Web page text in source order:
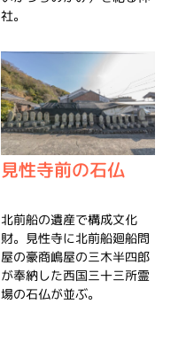
社。
見性寺前の石仏
北前船の遺産で構成文化
財。見性寺に北前船廻船問
屋の豪商嶋屋の三木半四郎
が奉納した西国三十三所霊
場の石仏が並ぶ。